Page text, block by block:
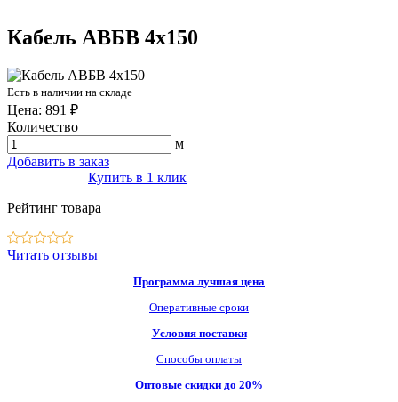
Кабель АВБВ 4х150
Есть в наличии на складе
Цена: 891 ₽
Количество
м
Добавить в заказ
Купить в 1 клик
Рейтинг товара
Читать отзывы
Программа лучшая цена
Оперативные сроки
Условия поставки
Способы оплаты
Оптовые скидки до 20%